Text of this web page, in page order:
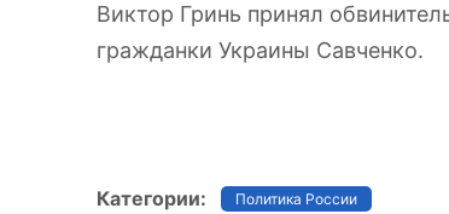
Виктор Гринь принял
гражданки Украины Савченко.
Категории: Политика России